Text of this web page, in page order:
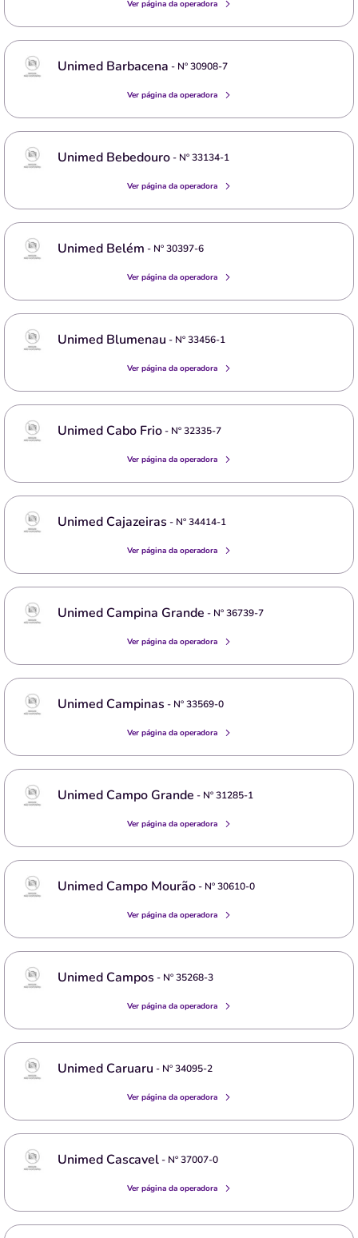
Ver página da operadora
Unimed Barbacena - Nº30908-7
Ver página da operadora
Unimed Bebedouro- Nº33134-1
Ver página da operadora
Unimed Belém - Nº30397-6
Ver página da operadora
Unimed Blumenau - Nº33456-1
Ver página da operadora
Unimed Cabo Frio- Nº32335-7
Ver página da operadora
Unimed Cajazeiras - Nº34414-1
Ver página da operadora
Unimed Campina Grande - Nº36739-7
Ver página da operadora
Unimed Campinas - Nº33569-0
Ver página da operadora
Unimed Campo Grande - Nº31285-1
Ver página da operadora
Unimed Campo Mourão- Nº30610-0
Ver página da operadora
Unimed Campos - Nº35268-3
Ver página da operadora
Unimed Caruaru - Nº34095-2
Ver página da operadora
Unimed Cascavel- Nº37007-0
Ver página da operadora